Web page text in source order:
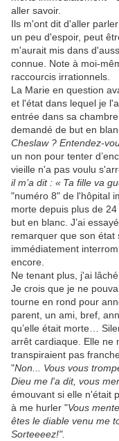
aller savoir.
Ils m'ont dit d'aller
un peu d'espoir, peut
m'aurait mis dans
connue. Note à moi-
raccourcis irrationnels.
La Marie en question
et l'état dans lequel je
entrée dans sa
demandé de but en
Cheslaw ? Entendez-
un non pour tenter
vieille n'a pas voulu
il m’a dit : « Ta fille va
"numéro 8" de l'hôpital
morte depuis plus de
but en blanc. J’ai
remarquer que son état
immédiatement
encore.
Ne tenant plus, j'ai
Je crois que je ne
tourne en rond pour
parent, un ami, bref,
qu’elle était morte…
arrêt cardiaque. Elle ne
transpiraient pas
"Non... Vous vous
Dieu me l'a dit, vous
émouvant si elle n'était
à me hurler "Vous
êtes le diable venu me
Sorteeeez!".